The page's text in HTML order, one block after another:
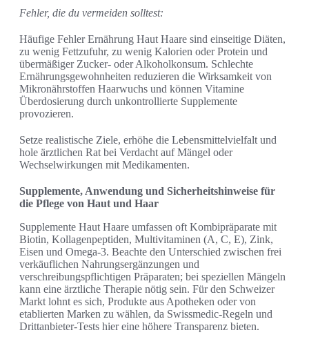
Fehler, die du vermeiden solltest:
Häufige Fehler Ernährung Haut Haare sind einseitige Diäten,
zu wenig Fettzufuhr, zu wenig Kalorien oder Protein und
übermäßiger Zucker- oder Alkoholkonsum. Schlechte
Ernährungsgewohnheiten reduzieren die Wirksamkeit von
Mikronährstoffen Haarwuchs und können Vitamine
Überdosierung durch unkontrollierte Supplemente
provozieren.
Setze realistische Ziele, erhöhe die Lebensmittelvielfalt und
hole ärztlichen Rat bei Verdacht auf Mängel oder
Wechselwirkungen mit Medikamenten.
Supplemente, Anwendung und Sicherheitshinweise für
die Pflege von Haut und Haar
Supplemente Haut Haare umfassen oft Kombipräparate mit
Biotin, Kollagenpeptiden, Multivitaminen (A, C, E), Zink,
Eisen und Omega‑3. Beachte den Unterschied zwischen frei
verkäuflichen Nahrungsergänzungen und
verschreibungspflichtigen Präparaten; bei speziellen Mängeln
kann eine ärztliche Therapie nötig sein. Für den Schweizer
Markt lohnt es sich, Produkte aus Apotheken oder von
etablierten Marken zu wählen, da Swissmedic‑Regeln und
Drittanbieter‑Tests hier eine höhere Transparenz bieten.